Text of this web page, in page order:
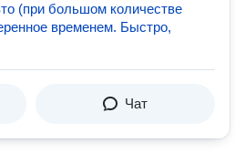
(при большом количестве
временем. Быстро,
Чат